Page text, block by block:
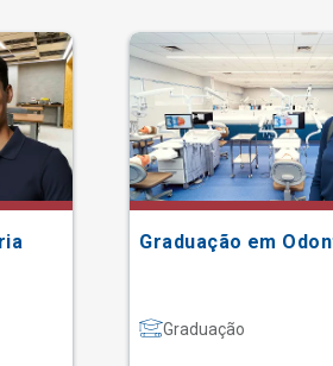
Graduação em
Graduação